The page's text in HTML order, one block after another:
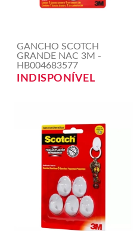
GANCHO SCOTCH
GRANDE NAC 3M -
HB004683577
INDISPONÍVEL